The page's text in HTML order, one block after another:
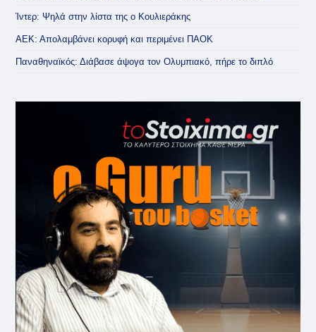
Ίντερ: Ψηλά στην λίστα της ο Κουλιεράκης
ΑΕΚ: Απολαμβάνει κορυφή και περιμένει ΠΑΟΚ
Παναθηναϊκός: Διάβασε άψογα τον Ολυμπιακό, πήρε το διπλό